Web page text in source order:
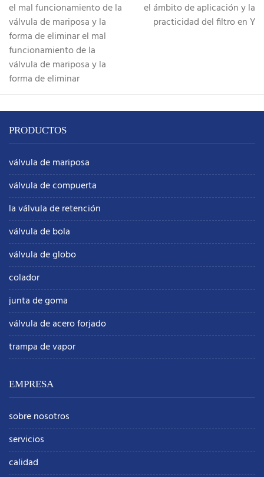
el mal funcionamiento de la
válvula de mariposa y la
forma de eliminarel mal
funcionamiento de la
válvula de mariposa y la
forma de eliminar
el ámbito de aplicación y la
practicidad del filtro en Y
PRODUCTOS
válvula de mariposa
válvula de compuerta
la válvula de retención
válvula de bola
válvula de globo
colador
junta de goma
válvula de acero forjado
trampa de vapor
EMPRESA
sobre nosotros
servicios
calidad